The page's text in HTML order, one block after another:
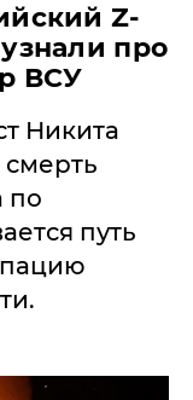
Z-
про
ВСУ
Никита
по
путь